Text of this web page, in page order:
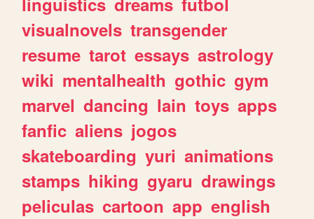
visualnovels transgender
resume tarot essays astrology
wiki mentalhealth gothic gym
marvel dancing lain toys apps
fanfic aliens jogos
skateboarding yuri animations
stamps hiking gyaru drawings
peliculas cartoon app english